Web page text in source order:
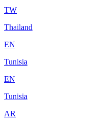
TW
Thailand
EN
Tunisia
EN
Tunisia
AR